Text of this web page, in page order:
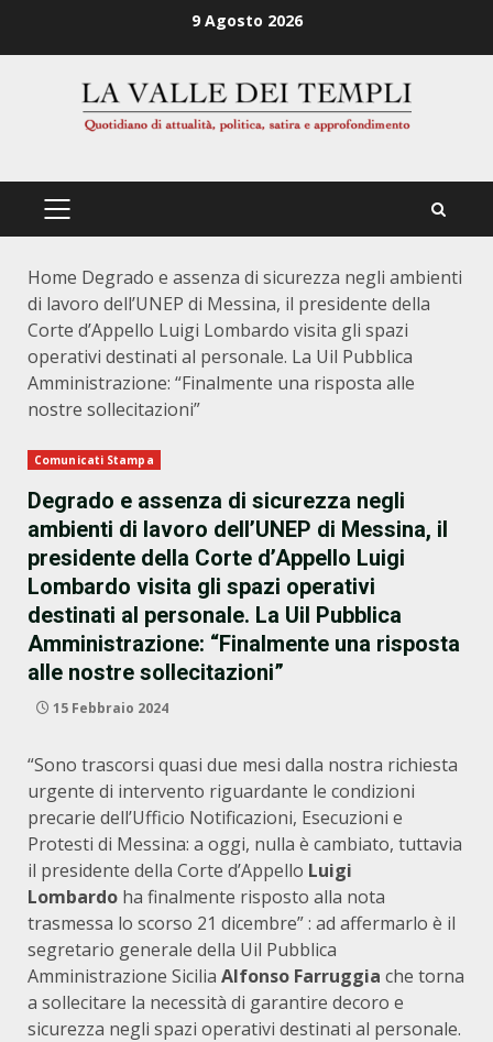
9 Agosto 2026
PRIMÄRES
Home Degrado e assenza di sicurezza negli ambienti
di lavoro dell’UNEP di Messina, il presidente della
Corte d’Appello Luigi Lombardo visita gli spazi
operativi destinati al personale. La Uil Pubblica
Amministrazione: “Finalmente una risposta alle
nostre sollecitazioni”
Comunicati Stampa
Degrado e assenza di sicurezza negli
ambienti di lavoro dell’UNEP di Messina, il
presidente della Corte d’Appello Luigi
Lombardo visita gli spazi operativi
destinati al personale. La Uil Pubblica
Amministrazione: “Finalmente una risposta
alle nostre sollecitazioni”
15 Febbraio 2024
“Sono trascorsi quasi due mesi dalla nostra richiesta
urgente di intervento riguardante le condizioni
precarie dell’Ufficio Notificazioni, Esecuzioni e
Protesti di Messina: a oggi, nulla è cambiato, tuttavia
il presidente della Corte d’Appello Luigi
Lombardo ha finalmente risposto alla nota
trasmessa lo scorso 21 dicembre” : ad affermarlo è il
segretario generale della Uil Pubblica
Amministrazione Sicilia Alfonso Farruggia che torna
a sollecitare la necessità di garantire decoro e
sicurezza negli spazi operativi destinati al personale.